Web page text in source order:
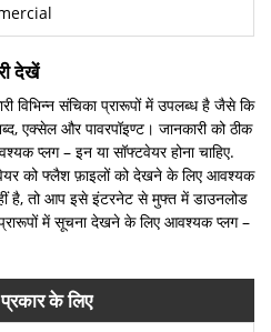
देखें
विभिन्न संचिका प्रारूपों में उपलब्ध है जैसे कि
एक्सेल और पावरपॉइण्ट। जानकारी को ठीक
प्लग – इन या सॉफ्टवेयर होना चाहिए.
को फ्लैश फ़ाइलों को देखने के लिए आवश्यक
है, तो आप इसे इंटरनेट से मुफ्त में डाउनलोड
में सूचना देखने के लिए आवश्यक प्लग –
के लिए